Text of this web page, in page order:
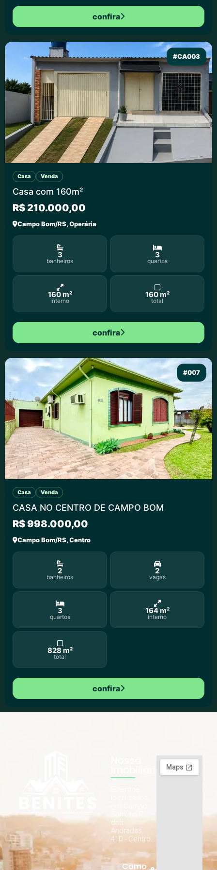
confira
#CA003
Casa Venda
Casa com 160m²
R$ 210.000,00
Campo Bom/RS, Operária
3
banheiros
3
quartos
160 m²
interno
160 m²
total
confira
#007
Casa Venda
CASA NO CENTRO DE CAMPO BOM
R$ 998.000,00
Campo Bom/RS, Centro
2
banheiros
2
vagas
3
quartos
164 m²
interno
828 m²
total
confira
dos
Andradas,
410 - Centro.
Como